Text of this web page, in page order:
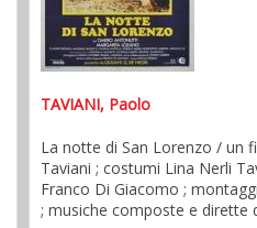
TAVIANI, Paolo
La notte di San Lorenzo / un
Taviani ; costumi Lina Nerli
Franco Di Giacomo ;
; musiche composte e dirette